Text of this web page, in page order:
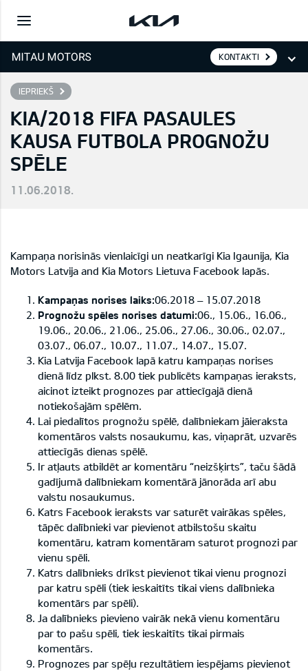
KONTAKTI
IEPRIEKŠ
KIA/2018 FIFA PASAULES
KAUSA FUTBOLA PROGNOŽU
SPĒLE
11.06.2018.
Kampaņa norisinās vienlaicīgi un neatkarīgi Kia Igaunija, Kia
Motors Latvija and Kia Motors Lietuva Facebook lapās.
Kampaņas norises laiks:06.2018 – 15.07.2018
Prognožu spēles norises datumi:06., 15.06., 16.06.,
19.06., 20.06., 21.06., 25.06., 27.06., 30.06., 02.07.,
03.07., 06.07., 10.07., 11.07., 14.07., 15.07.
Kia Latvija Facebook lapā katru kampaņas norises
dienā līdz plkst. 8.00 tiek publicēts kampaņas ieraksts,
aicinot izteikt prognozes par attiecīgajā dienā
notiekošajām spēlēm.
Lai piedalītos prognožu spēlē, dalībniekam jāieraksta
komentāros valsts nosaukumu, kas, viņaprāt, uzvarēs
attiecīgās dienas spēlē.
Ir atļauts atbildēt ar komentāru “neizšķirts”, taču šādā
gadījumā dalībniekam komentārā jānorāda arī abu
valstu nosaukumus.
Katrs Facebook ieraksts var saturēt vairākas spēles,
tāpēc dalībnieki var pievienot atbilstošu skaitu
komentāru, katram komentāram saturot prognozi par
vienu spēli.
Katrs dalībnieks drīkst pievienot tikai vienu prognozi
par katru spēli (tiek ieskaitīts tikai viens dalībnieka
komentārs par spēli).
Ja dalībnieks pievieno vairāk nekā vienu komentāru
par to pašu spēli, tiek ieskaitīts tikai pirmais
komentārs.
Prognozes par spēļu rezultātiem iespējams pievienot